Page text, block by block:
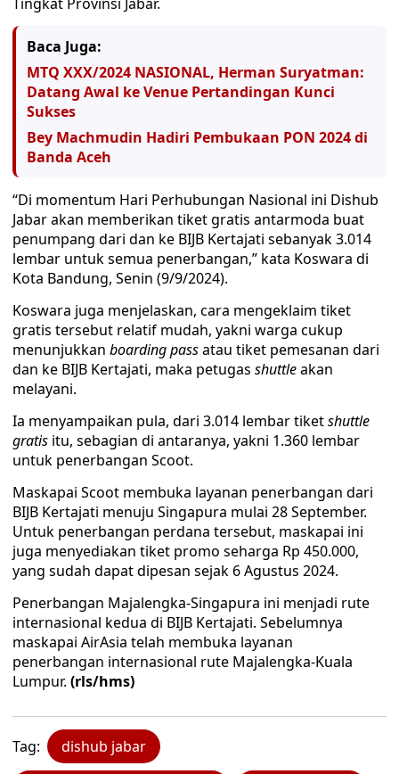
Baca Juga:
MTQ XXX/2024 NASIONAL, Herman Suryatman:
Datang Awal ke Venue Pertandingan Kunci
Sukses
Bey Machmudin Hadiri Pembukaan PON 2024 di
Banda Aceh
“Di momentum Hari Perhubungan Nasional ini Dishub
Jabar akan memberikan tiket gratis antarmoda buat
penumpang dari dan ke BIJB Kertajati sebanyak 3.014
lembar untuk semua penerbangan,” kata Koswara di
Kota Bandung, Senin (9/9/2024).
Koswara juga menjelaskan, cara mengeklaim tiket
gratis tersebut relatif mudah, yakni warga cukup
menunjukkan boarding passatau tiket pemesanan dari
dan ke BIJB Kertajati, maka petugas shuttleakan
melayani.
Ia menyampaikan pula, dari 3.014 lembar tiketshuttle
gratis itu, sebagian di antaranya, yakni 1.360 lembar
untuk penerbangan Scoot.
Maskapai Scoot membuka layanan penerbangan dari
BIJB Kertajati menuju Singapura mulai 28 September.
Untuk penerbangan perdana tersebut, maskapai ini
juga menyediakan tiket promo seharga Rp 450.000,
yang sudah dapat dipesan sejak 6 Agustus 2024.
Penerbangan Majalengka-Singapura ini menjadi rute
internasional kedua di BIJB Kertajati. Sebelumnya
maskapai AirAsia telah membuka layanan
penerbangan internasional rute Majalengka-Kuala
Lumpur. (rls/hms)
Tag: dishub jabar